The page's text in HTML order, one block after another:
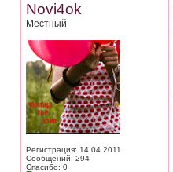
Novi4ok
Местный
Регистрация: 14.04.2011
Сообщений: 294
Спасибо: 0